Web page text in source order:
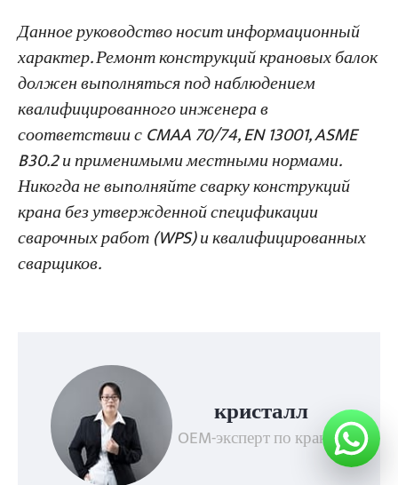
Данное руководство носит информационный
характер. Ремонт конструкций крановых балок
должен выполняться под наблюдением
квалифицированного инженера в
соответствии с CMAA 70/74, EN 13001, ASME
B30.2 и применимыми местными нормами.
Никогда не выполняйте сварку конструкций
крана без утвержденной спецификации
сварочных работ (WPS) и квалифицированных
сварщиков.
кристалл
OEM-эксперт по кранам